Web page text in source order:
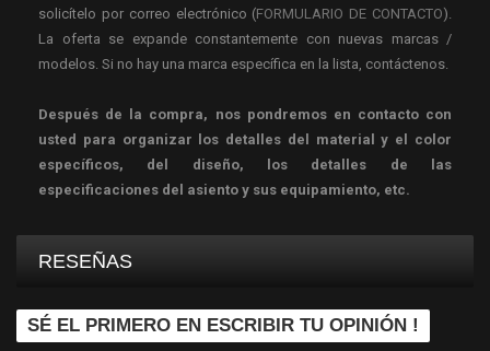
solicítelo por correo electrónico (FORMULARIO DE CONTACTO).
La oferta se expande constantemente con nuevas marcas /
modelos. Si no hay una marca específica en la lista, contáctenos.
Después de la compra, nos pondremos en contacto con
usted para organizar los detalles del material y el color
específicos, del diseño, los detalles de las
especificaciones del asiento y sus equipamiento, etc.
RESEÑAS
SÉ EL PRIMERO EN ESCRIBIR TU OPINIÓN !